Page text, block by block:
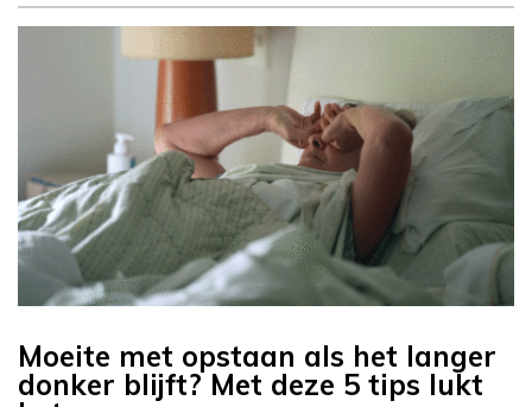
Moeite met opstaan als het langer
donker blijft? Met deze 5 tips lukt